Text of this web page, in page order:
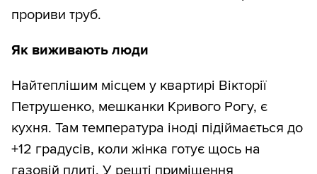
прориви труб.
Як виживають люди
Найтеплішим місцем у квартирі Вікторії
Петрушенко, мешканки Кривого Рогу, є
кухня. Там температура іноді підіймається до
+12 градусів, коли жінка готує щось на
газовій плиті. У решті приміщення